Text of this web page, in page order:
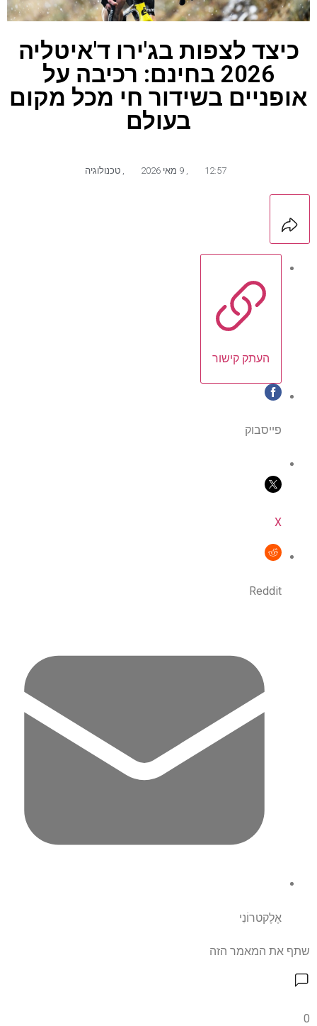
כיצד לצפות בג'ירו ד'איטליה
2026 בחינם: רכיבה על
אופניים בשידור חי מכל מקום
בעולם
12:57 טכנולוגיה
העתק קישור
פייסבוק
X
Reddit
אֶלֶקטרוֹנִי
שתף את המאמר הזה
0